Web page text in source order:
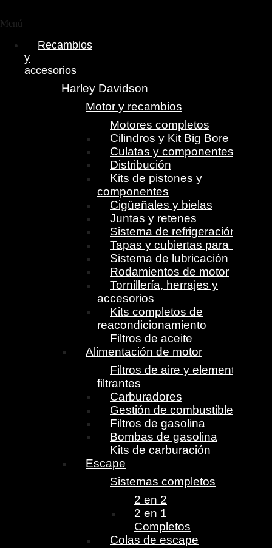
Menú
Recambios
y
accesorios
Harley Davidson
Motor y recambios
Motores completos
Cilindros y Kit Big Bore
Culatas y componentes
Distribución
Kits de pistones y
componentes
Cigüeñales y bielas
Juntas y retenes
Sistema de refrigeración
Tapas y cubiertas para motor
Sistema de lubricación
Rodamientos de motor
Tornillería, herrajes y
accesorios
Kits completos de
reacondicionamiento
Filtros de aceite
Alimentación de motor
Filtros de aire y elementos
filtrantes
Carburadores
Gestión de combustible
Filtros de gasolina
Bombas de gasolina
Kits de carburación
Escape
Sistemas completos
2 en 2
2 en 1
Completos
Colas de escape